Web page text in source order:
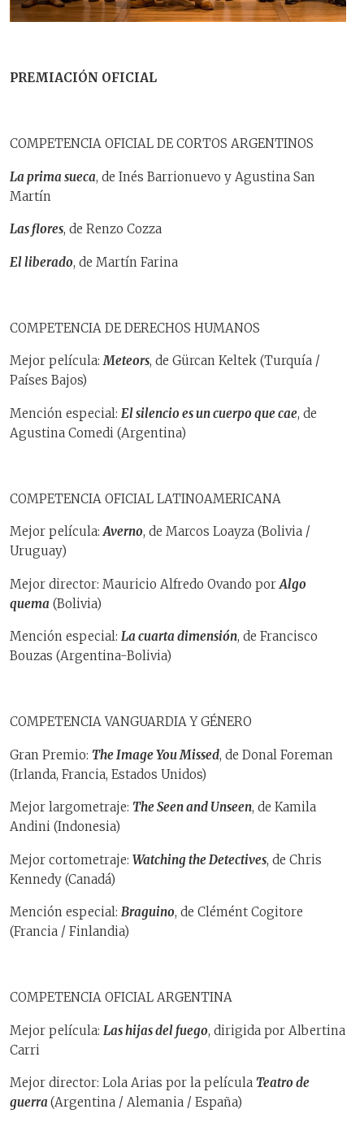
PREMIACIÓN OFICIAL
COMPETENCIA OFICIAL DE CORTOS ARGENTINOS
La prima sueca, de Inés Barrionuevo y Agustina San
Martín
Las flores, de Renzo Cozza
El liberado, de Martín Farina
COMPETENCIA DE DERECHOS HUMANOS
Mejor película:Meteors, de Gürcan Keltek (Turquía /
Países Bajos)
Mención especial: El silencio es un cuerpo que cae, de
Agustina Comedi (Argentina)
COMPETENCIA OFICIAL LATINOAMERICANA
Mejor película:Averno, de Marcos Loayza (Bolivia /
Uruguay)
Mejor director: Mauricio Alfredo Ovando por Algo
quema (Bolivia)
Mención especial: La cuarta dimensión, de Francisco
Bouzas (Argentina-Bolivia)
COMPETENCIA VANGUARDIA Y GÉNERO
Gran Premio: The Image You Missed, de Donal Foreman
(Irlanda, Francia, Estados Unidos)
Mejor largometraje: The Seen and Unseen, de Kamila
Andini (Indonesia)
Mejor cortometraje: Watching the Detectives, de Chris
Kennedy (Canadá)
Mención especial: Braguino, de Clémént Cogitore
(Francia / Finlandia)
COMPETENCIA OFICIAL ARGENTINA
Mejor película: Las hijas del fuego, dirigida por Albertina
Carri
Mejor director: Lola Arias por la película Teatro de
guerra (Argentina / Alemania / España)